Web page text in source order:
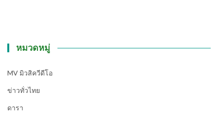
หมวดหมู่
MV มิวสิควีดีโอ
ข่าวทั่วไทย
ดารา